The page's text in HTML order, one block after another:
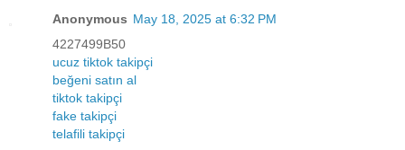
Anonymous May 18, 2025 at 6:32 PM
4227499B50
ucuz tiktok takipçi
beğeni satın al
tiktok takipçi
fake takipçi
telafili takipçi